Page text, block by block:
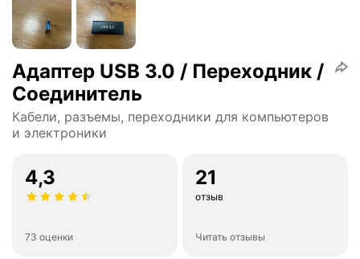
Адаптер USB 3.0 / Переходник /
Соединитель
Кабели, разъемы, переходники для компьютеров
и электроники
4,3
73 оценки
21
отзыв
Читать отзывы